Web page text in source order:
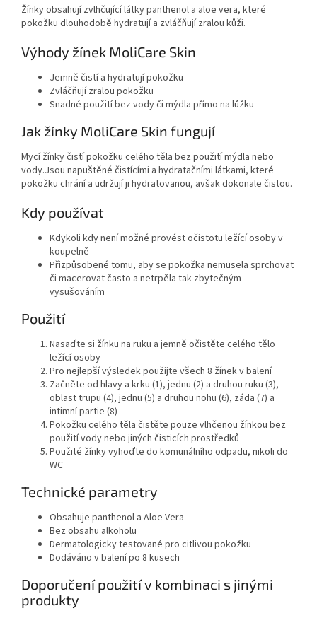
Žínky obsahují zvlhčující látky panthenol a aloe vera, které
pokožku dlouhodobě hydratují a zvláčňují zralou kůži.
Výhody žínek MoliCare Skin
Jemně čistí a hydratují pokožku
Zvláčňují zralou pokožku
Snadné použití bez vody či mýdla přímo na lůžku
Jak žínky MoliCare Skin fungují
Mycí žínky čistí pokožku celého těla bez použití mýdla nebo
vody.Jsou napuštěné čistícími a hydratačními látkami, které
pokožku chrání a udržují ji hydratovanou, avšak dokonale čistou.
Kdy používat
Kdykoli kdy není možné provést očistotu ležící osoby v
koupelně
Přizpůsobené tomu, aby se pokožka nemusela sprchovat
či macerovat často a netrpěla tak zbytečným
vysušováním
Použití
Nasaďte si žínku na ruku a jemně očistěte celého tělo
ležící osoby
Pro nejlepší výsledek použijte všech 8 žínek v balení
Začněte od hlavy a krku (1), jednu (2) a druhou ruku (3),
oblast trupu (4), jednu (5) a druhou nohu (6), záda (7) a
intimní partie (8)
Pokožku celého těla čistěte pouze vlhčenou žínkou bez
použití vody nebo jiných čisticích prostředků
Použité žínky vyhoďte do komunálního odpadu, nikoli do
WC
Technické parametry
Obsahuje panthenol a Aloe Vera
Bez obsahu alkoholu
Dermatologicky testované pro citlivou pokožku
Dodáváno v balení po 8 kusech
Doporučení použití v kombinaci s jinými
produkty